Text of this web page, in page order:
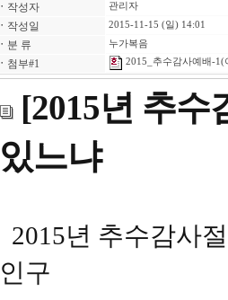
ㆍ 작성자 관리자
ㆍ 작성일 2015-11-15 (일) 14:01
ㆍ 분 류 누가복음
ㆍ 첨부#1 2015_추수감사예배-1(
[2015년 추수
있느냐
2015년
인구